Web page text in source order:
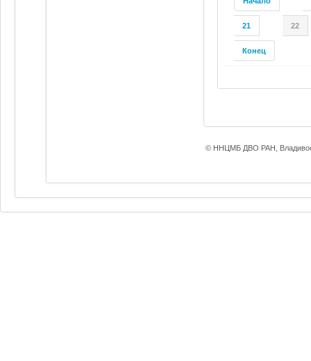
21 22
Конец
© ННЦМБ ДВО РАН,